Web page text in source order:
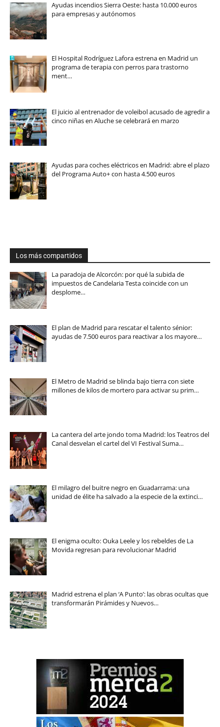
Ayudas incendios Sierra Oeste: hasta 10.000 euros
para empresas y autónomos
El Hospital Rodríguez Lafora estrena en Madrid un
programa de terapia con perros para trastorno
ment…
El juicio al entrenador de voleibol acusado de agredir a
cinco niñas en Aluche se celebrará en marzo
Ayudas para coches eléctricos en Madrid: abre el plazo
del Programa Auto+ con hasta 4.500 euros
Los más compartidos
La paradoja de Alcorcón: por qué la subida de
impuestos de Candelaria Testa coincide con un
desplome…
El plan de Madrid para rescatar el talento sénior:
ayudas de 7.500 euros para reactivar a los mayore…
El Metro de Madrid se blinda bajo tierra con siete
millones de kilos de mortero para activar su prim…
La cantera del arte jondo toma Madrid: los Teatros del
Canal desvelan el cartel del VI Festival Suma…
El milagro del buitre negro en Guadarrama: una
unidad de élite ha salvado a la especie de la extinci…
El enigma oculto: Ouka Leele y los rebeldes de La
Movida regresan para revolucionar Madrid
Madrid estrena el plan ‘A Punto’: las obras ocultas que
transformarán Pirámides y Nuevos…